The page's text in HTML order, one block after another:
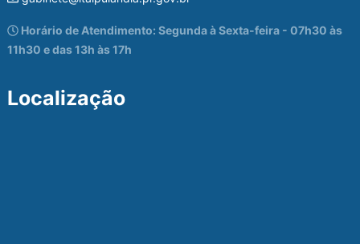
Horário de Atendimento: Segunda à Sexta-feira - 07h30 às
11h30 e das 13h às 17h
Localização